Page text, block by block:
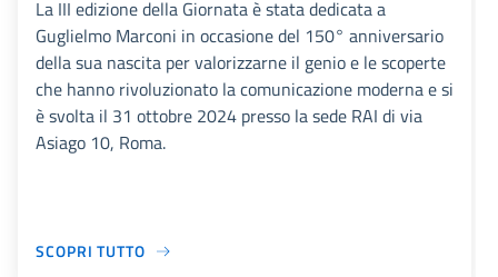
La III edizione della Giornata è stata dedicata a
Guglielmo Marconi in occasione del 150° anniversario
della sua nascita per valorizzarne il genio e le scoperte
che hanno rivoluzionato la comunicazione moderna e si
è svolta il 31 ottobre 2024 presso la sede RAI di via
Asiago 10, Roma.
SCOPRI TUTTO